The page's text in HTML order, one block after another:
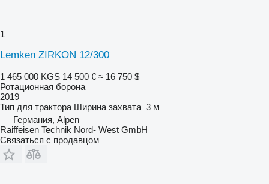
1
Lemken ZIRKON 12/300
1 465 000 KGS 14 500 € ≈ 16 750 $
Ротационная борона
2019
Тип для трактора Ширина захвата 3 м
Германия, Alpen
Raiffeisen Technik Nord- West GmbH
Связаться с продавцом